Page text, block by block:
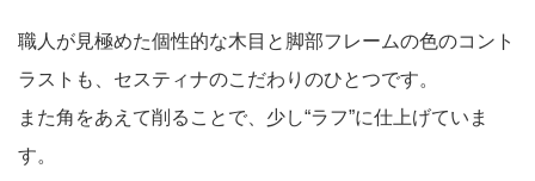
職人が見極めた個性的な木目と脚部フレームの色のコント
ラストも、セスティナのこだわりのひとつです。
また角をあえて削ることで、少し“ラフ”に仕上げていま
す。